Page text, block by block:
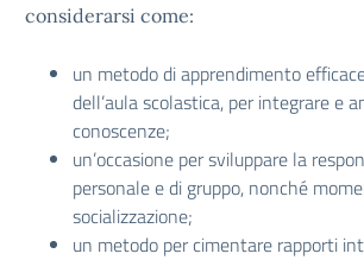
considerarsi come:
un metodo di apprendimento
dell’aula scolastica, per integrare e
conoscenze;
un’occasione per sviluppare la
personale e di gruppo, nonché
socializzazione;
un metodo per cimentare rapporti